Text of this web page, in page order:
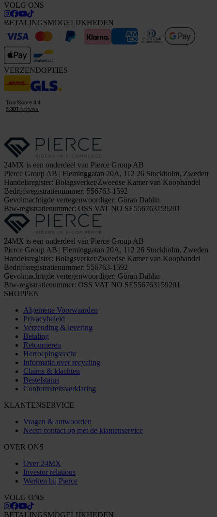
VOLG ONS
BETALINGSMOGELIJKHEDEN
VERZENDOPTIES
24MX is een onderdeel van Pierce Group AB
Pierce Group AB | Fleminggatan 20A, 112 26 Stockholm, Zweden
Handelsregister: Bolagsverket/Zweedse Kamer van Koophandel
Bedrijfsregistratienummer: 556763-1592
Gevolmachtigde vertegenwoordiger: Göran Dahlin
Btw-registratienummer: OSS VAT NO SE556763159201
24MX is een onderdeel van Pierce Group AB
Pierce Group AB | Fleminggatan 20A, 112 26 Stockholm, Zweden
Handelsregister: Bolagsverket/Zweedse Kamer van Koophandel
Bedrijfsregistratienummer: 556763-1592
Gevolmachtigde vertegenwoordiger: Göran Dahlin
Btw-registratienummer: OSS VAT NO SE556763159201
SHOPPEN
Algemene Voorwaarden
Privacybeleid
Verzending & levering
Betaling
Retourneren
Herroepingsrecht
Informatie over recycling
Claims & klachten
Bestelstatus
Conformiteitsverklaring
KLANTENSERVICE
Vragen & antwoorden
Neem contact op met de klantenservice
OVER ONS
Over 24MX
Investor relations
Werken bij Pierce
VOLG ONS
BETALINGSMOGELIJKHEDEN